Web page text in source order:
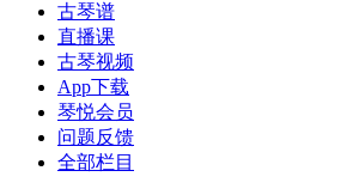
古琴谱
直播课
古琴视频
App下载
琴悦会员
问题反馈
全部栏目